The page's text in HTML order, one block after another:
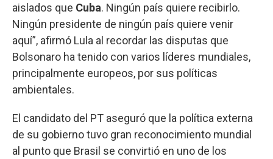
aislados que Cuba. Ningún país quiere recibirlo.
Ningún presidente de ningún país quiere venir
aquí”, afirmó Lula al recordar las disputas que
Bolsonaro ha tenido con varios líderes mundiales,
principalmente europeos, por sus políticas
ambientales.
El candidato del PT aseguró que la política externa
de su gobierno tuvo gran reconocimiento mundial
al punto que Brasil se convirtió en uno de los